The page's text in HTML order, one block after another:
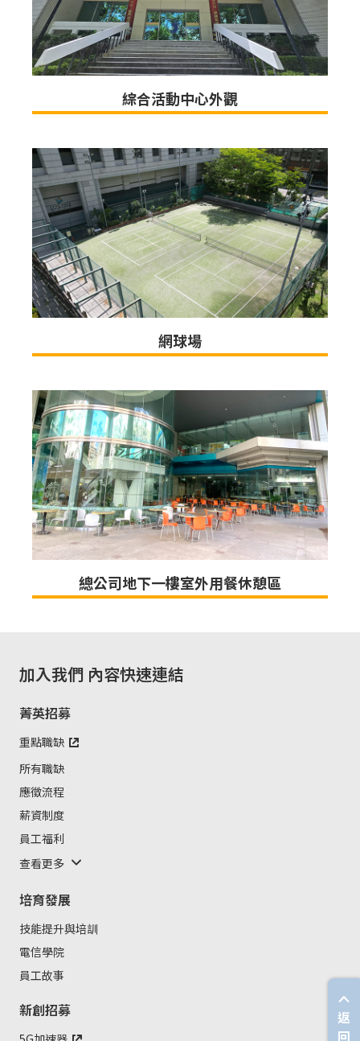
綜合活動中心外觀
網球場
總公司地下一樓室外用餐休憩區
加入我們 內容快速連結
菁英招募
重點職缺
所有職缺
應徵流程
薪資制度
員工福利
查看更多
培育發展
技能提升與培訓
電信學院
員工故事
新創招募
返
回